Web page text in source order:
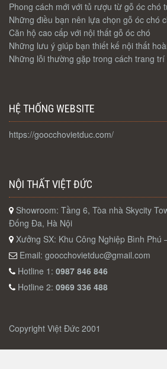
Phong cách mới với tủ rượu từ gỗ óc chó
Những điều bạn nên lựa chọn gỗ óc chó
Căn hộ cao cấp với nội thất gỗ óc chó
Những lưu ý giúp bạn thiết kế nội thất
Những lỗi thường gặp trong cách trang trí
HỆ THỐNG WEBSITE
https://goocchovietduc.com/
NỘI THẤT VIỆT ĐỨC
Showroom: Tầng 6, Tòa nhà Skycity
Đống Đa, Hà Nội
Xưởng SX: Khu Công Nghiệp Bình Phú
Email: goocchovietduc@gmail.com
Hotline 1: 0987 846 846
Hotline 2: 0969 336 488
Copyright Việt Đức 2001